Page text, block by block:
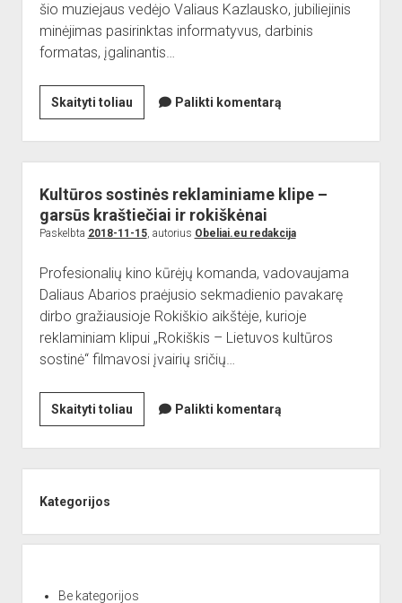
šio muziejaus vedėjo Valiaus Kazlausko, jubiliejinis
minėjimas pasirinktas informatyvus, darbinis
formatas, įgalinantis…
Skaityti toliauJau
20
metų
Obeliuose
veikia
unikalus
muziejus
Palikti komentarą
Kultūros sostinės reklaminiame klipe –
garsūs kraštiečiai ir rokiškėnai
Paskelbta 2018-11-15, autorius Obeliai.eu redakcija
Profesionalių kino kūrėjų komanda, vadovaujama
Daliaus Abarios praėjusio sekmadienio pavakarę
dirbo gražiausioje Rokiškio aikštėje, kurioje
reklaminiam klipui „Rokiškis – Lietuvos kultūros
sostinė“ filmavosi įvairių sričių…
Skaityti toliauKultūros
sostinės
reklaminiame
klipe
kraštiečiai
Palikti komentarą
Kategorijos
Be kategorijos